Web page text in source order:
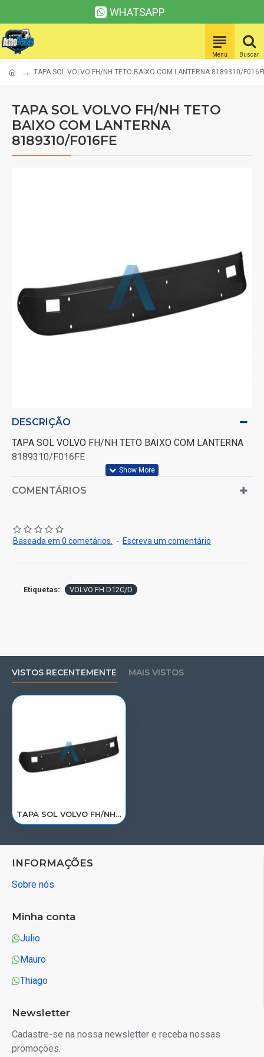
WHATSAPP
TAPA SOL VOLVO FH/NH TETO BAIXO COM LANTERNA 8189310/
TAPA SOL VOLVO FH/NH TETO
BAIXO COM LANTERNA
8189310/F016FE
DESCRIÇÃO
TAPA SOL VOLVO FH/NH TETO BAIXO COM LANTERNA
8189310/F016FE
COMENTÁRIOS
Baseada em 0 cometários. - Escreva um comentário
Etiquetas: VOLVO FH D12C/D
VISTOS RECENTEMENTE MAIS VISTOS
TAPA SOL VOLVO FH/NH TETO BAIXO COM LANTERNA 8189310/F016FE
INFORMAÇÕES
Sobre nós
Minha conta
Julio
Mauro
Thiago
Newsletter
Cadastre-se na nossa newsletter e receba nossas
promoções.